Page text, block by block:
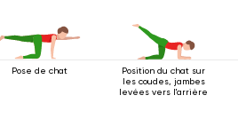
Pose de chat
Position du chat sur
les coudes, jambes
levées vers l'arrière